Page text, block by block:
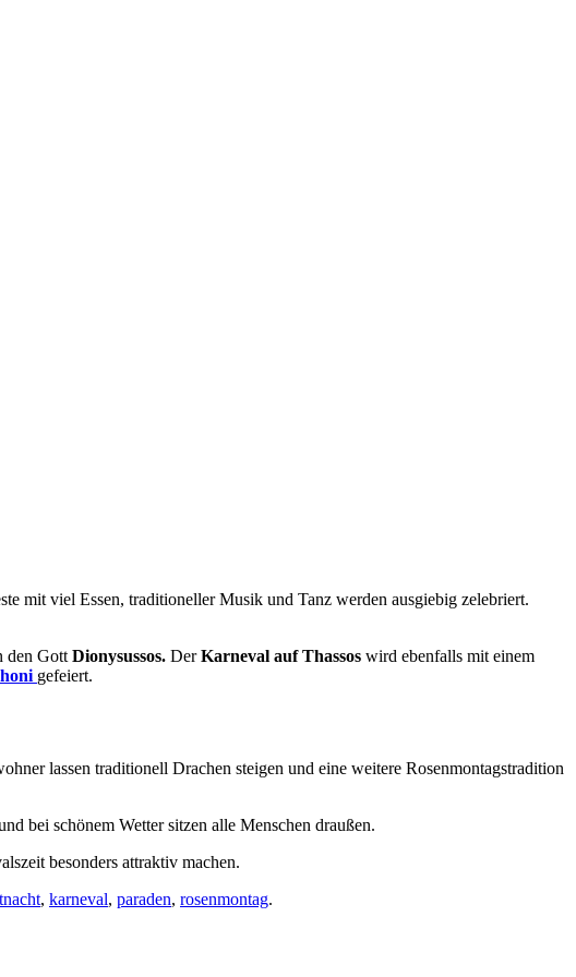
mit viel Essen, traditioneller Musik und Tanz werden ausgiebig zelebriert.
den Gott Dionysussos. DerKarneval auf Thassos wird ebenfalls mit einem
gefeiert.
lassen traditionell Drachen steigen und eine weitere Rosenmontagstradition
bei schönem Wetter sitzen alle Menschen draußen.
besonders attraktiv machen.
, karneval, paraden, rosenmontag.